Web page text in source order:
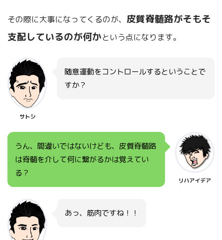
その際に大事になってくるのが、 皮質脊髄路がそもそ
支配しているのが何かという点になります。
サトシ
随意運動をコントロールするということで
すか？
うん、間違いではないけども、皮質脊髄路
は脊髄を介して何に繋がるかは覚えてい
る？
リハアイデア
あっ、筋肉ですね！！